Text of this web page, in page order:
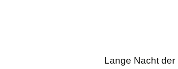
Lange Nacht